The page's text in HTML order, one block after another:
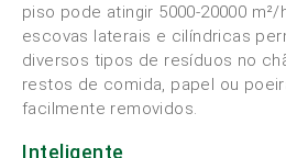
piso pode atingir 5000-20000
escovas laterais e cilíndricas
diversos tipos de resíduos no
restos de comida, papel ou
facilmente removidos.
Inteligente